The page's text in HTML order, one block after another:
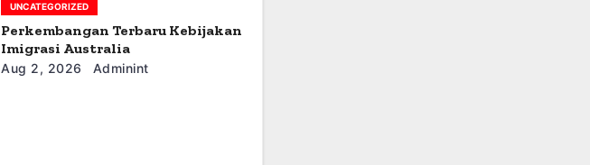
UNCATEGORIZED
Perkembangan Terbaru Kebijakan
Imigrasi Australia
Aug 2, 2026 Adminint